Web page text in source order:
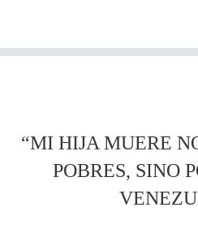
“MI HIJA MUERE
POBRES, SINO